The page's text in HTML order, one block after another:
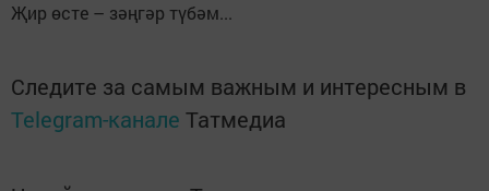
Җир өсте – зәңгәр түбәм...
Следите за самым важным и интересным в
Telegram-канале Татмедиа